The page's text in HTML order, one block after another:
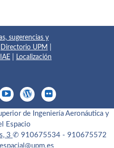
sugerencias y
Directorio UPM
Localización
de Ingeniería Aeronáutica y
Espacio
3 ✆ 910675534 - 910675572